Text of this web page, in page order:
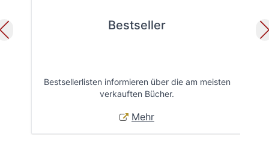
Bestseller
Bestsellerlisten informieren über die am meisten
verkauften Bücher.
Mehr